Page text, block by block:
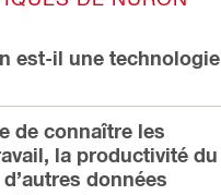
est-il une technologie
de connaître les
la productivité du
données